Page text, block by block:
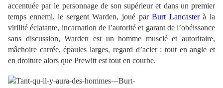
accentuée par le personnage de son supérieur et dans un premier
temps ennemi, le sergent Warden, joué parBurt Lancasterà la
virilité éclatante, incarnation de l’autorité et garant de l’obéissance
sans discussion, Warden est un homme musclé et autoritaire,
mâchoire carrée, épaules larges, regard d’acier : tout en angle et
en droiture alors que Prewitt est tout en courbe.